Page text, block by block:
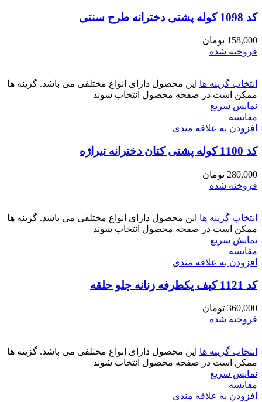
کد 1098 کوله پشتی دخترانه طرح سنتی
158,000 تومان
فروخته شده
انتخاب گزینه ها این محصول دارای انواع مختلفی می باشد. گزینه ها
ممکن است در صفحه محصول انتخاب شوند
نمایش سریع
مقايسه
افزودن به علاقه مندی
کد 1100 کوله پشتی کتان دخترانه تیراژه
280,000 تومان
فروخته شده
انتخاب گزینه ها این محصول دارای انواع مختلفی می باشد. گزینه ها
ممکن است در صفحه محصول انتخاب شوند
نمایش سریع
مقايسه
افزودن به علاقه مندی
کد 1121 کیف یکطرفه زنانه جلو حلقه
360,000 تومان
فروخته شده
انتخاب گزینه ها این محصول دارای انواع مختلفی می باشد. گزینه ها
ممکن است در صفحه محصول انتخاب شوند
نمایش سریع
مقايسه
افزودن به علاقه مندی